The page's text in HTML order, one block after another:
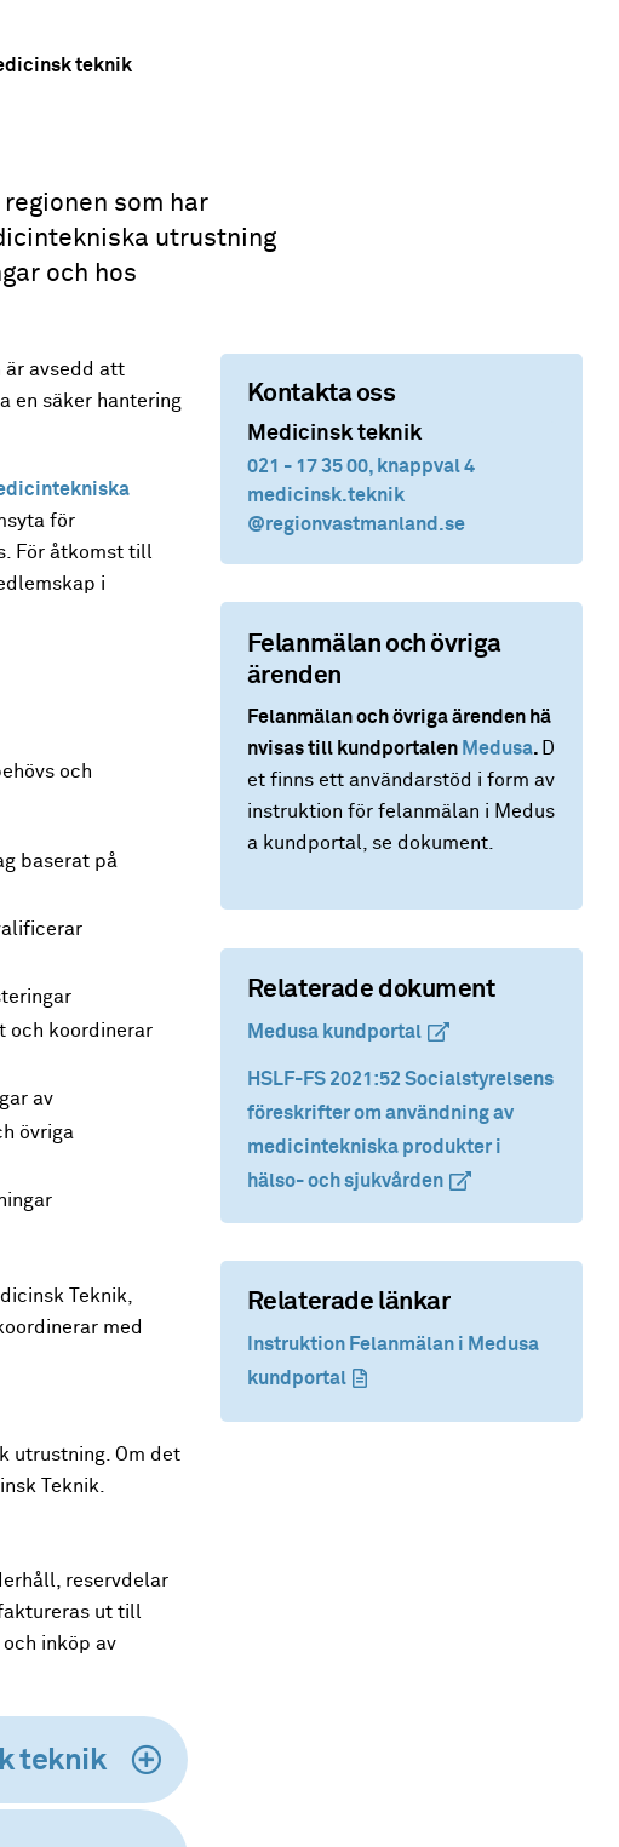
teknik
som har
utrustning
och hos
är avsedd att
en säker hantering
för
För åtkomst till
i
och
baserat på
och koordinerar
av
övriga
Teknik,
med
utrustning. Om det
Teknik.
reservdelar
ut till
inköp av
teknik
Kontakta oss
Medicinsk teknik
021 - 17 35 00, knappval 4
medicinsk.teknik
@regionvastmanland.se
Felanmälan och övriga
ärenden
Felanmälan och övriga ärenden hä
nvisas till kundportalen Medusa. D
et finns ett användarstöd i form av
instruktion för felanmälan i Medus
a kundportal, se dokument.
Relaterade dokument
Medusa kundportal(extern länk)
(extern länk)
HSLF-FS 2021:52 Socialstyrelsens
föreskrifter om användning av
medicintekniska produkter i
hälso- och sjukvården(extern länk)
(extern länk)
Relaterade länkar
Instruktion Felanmälan i Medusa
kundportal(dokument)
(dokument)